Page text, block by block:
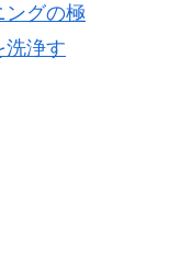
ングの極
洗浄す